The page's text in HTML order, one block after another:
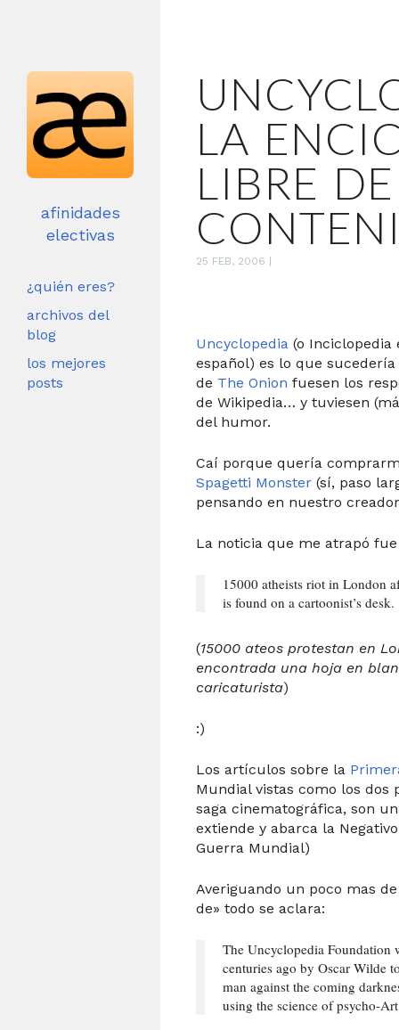
afinidades
electivas
¿quién eres?
archivos del
blog
los mejores
posts
LA
LIBRE DE
25 FEB, 2006
Uncyclopedia (o Inciclopedia
español) es lo que
de The Onion fuesen los
de Wikipedia… y tuviesen
del humor.
Caí porque quería
Spagetti Monster (sí, paso
pensando en nuestro
La noticia que me atrapó
15000 atheists riot in London
is found on a cartoonist’s desk.
(15000 ateos protestan en
encontrada una hoja en
caricaturista)
:)
Los artículos sobre la
Mundial vistas como los dos
saga cinematográfica, son
extiende y abarca la
Guerra Mundial)
Averiguando un poco mas
de» todo se aclara:
The Uncyclopedia Foundation
centuries ago by Oscar Wilde
man against the coming
using the science of psycho-